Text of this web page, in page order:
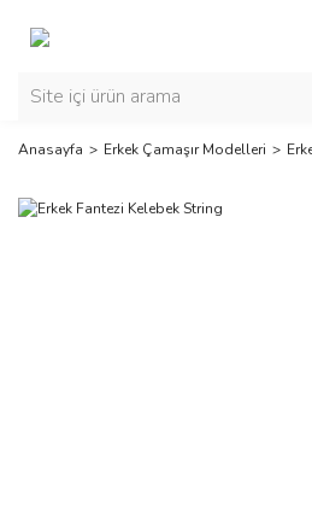
Anasayfa Erkek Çamaşır Modelleri